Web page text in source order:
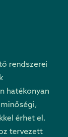
rendszerei
hatékonyan
érhet el.
tervezett